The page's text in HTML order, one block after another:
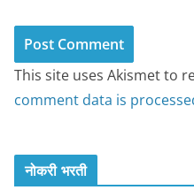
This site uses Akismet to
comment data is
नोकरी भरती